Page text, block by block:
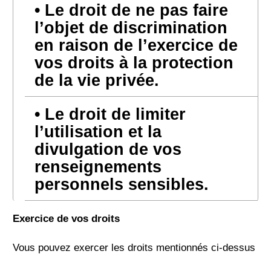
Le droit de ne pas faire
l’objet de discrimination
en raison de l’exercice de
vos droits à la protection
de la vie privée.
Le droit de limiter
l’utilisation et la
divulgation de vos
renseignements
personnels sensibles.
Exercice de vos droits
Vous pouvez exercer les droits mentionnés ci-dessus